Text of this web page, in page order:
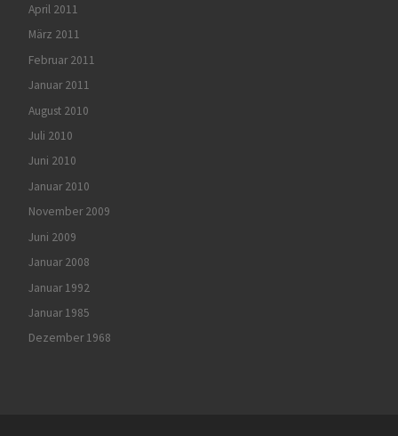
April 2011
März 2011
Februar 2011
Januar 2011
August 2010
Juli 2010
Juni 2010
Januar 2010
November 2009
Juni 2009
Januar 2008
Januar 1992
Januar 1985
Dezember 1968